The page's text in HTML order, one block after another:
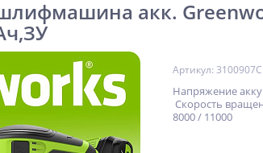
акк.
Артикул:
Напряжение
Скорость
8000 / 11000